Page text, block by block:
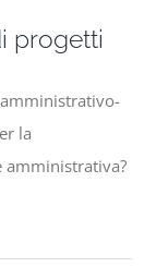
progetti
la
amministrativa?